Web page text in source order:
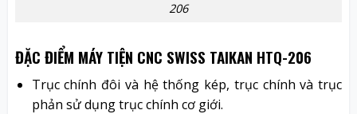
206
ĐẶC ĐIỂM MÁY TIỆN CNC SWISS TAIKAN HTQ-206
Trục chính đôi và hệ thống kép, trục chính và trục
phản sử dụng trục chính cơ giới.